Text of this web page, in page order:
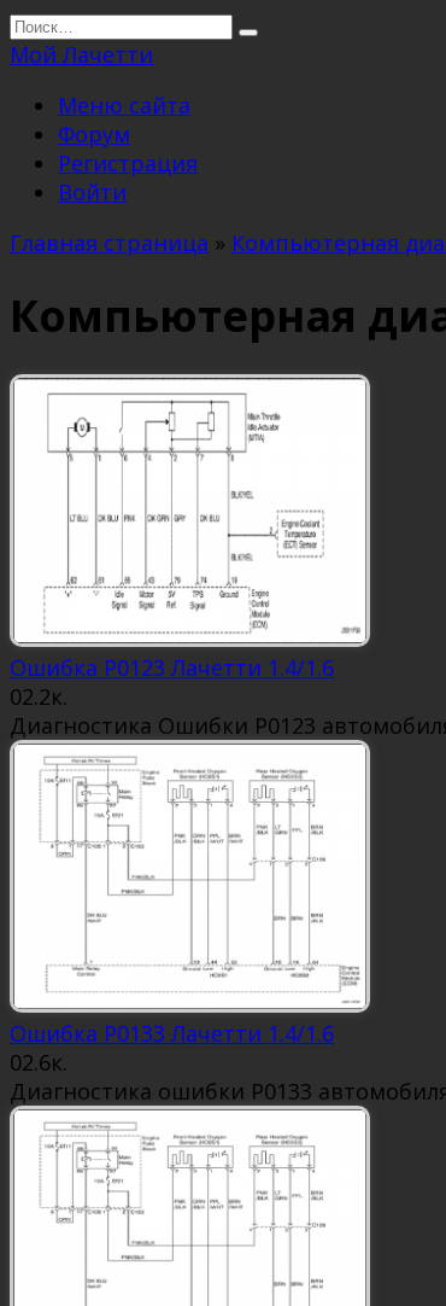
Перейти
к
Search
for:
Мой Лачетти
Меню сайта
Форум
Регистрация
Войти
Главная страница » Компьютерная
Компьютерная
Ошибка P0123 Лачетти 1.4/1.6
02.2к.
Диагностика Ошибки P0123
Ошибка P0133 Лачетти 1.4/1.6
02.6к.
Диагностика ошибки P0133